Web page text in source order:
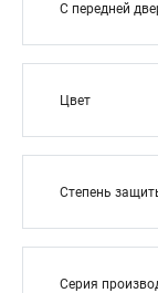
С передней
Цвет
Степень
Серия